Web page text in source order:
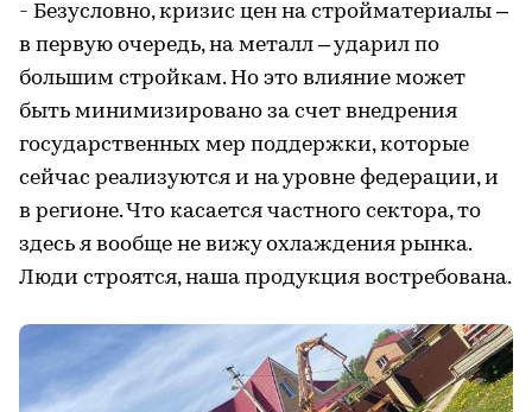
- Безусловно, кризис цен на стройматериалы –
в первую очередь, на металл – ударил по
большим стройкам. Но это влияние может
быть минимизировано за счет внедрения
государственных мер поддержки, которые
сейчас реализуются и на уровне федерации, и
в регионе. Что касается частного сектора, то
здесь я вообще не вижу охлаждения рынка.
Люди строятся, наша продукция востребована.